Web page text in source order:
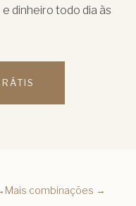
dinheiro todo dia às
Mais combinações →